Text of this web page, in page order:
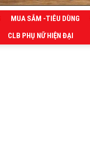
MUA SẮM -TIÊU DÙNG
CLB PHỤ NỮ HIỆN ĐẠI